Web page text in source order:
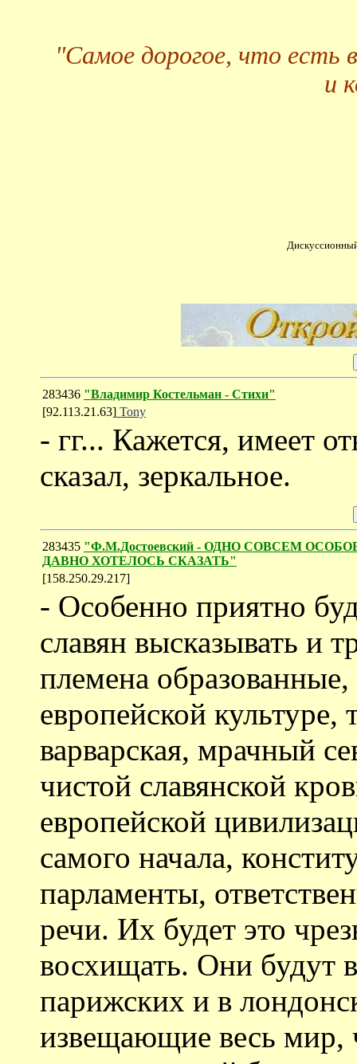
"Самое дорогое, что есть
и
283436 "Владимир Костельман - Стихи"
[92.113.21.63] Tony
- гг... Кажется, имеет
сказал, зеркальное.
283435 "Ф.М.Достоевский - ОДНО СОВСЕМ
ДАВНО ХОТЕЛОСЬ СКАЗАТЬ"
[158.250.29.217]
- Особенно приятно
славян высказывать и
племена
европейской культуре,
варварская, мрачный
чистой славянской
европейской
самого начала,
парламенты,
речи. Их будет это
восхищать. Они будут
парижских и в
извещающие весь мир,